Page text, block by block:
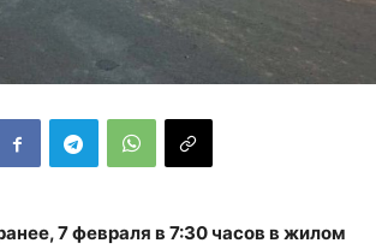
7 февраля в 7:30 часов в жилом